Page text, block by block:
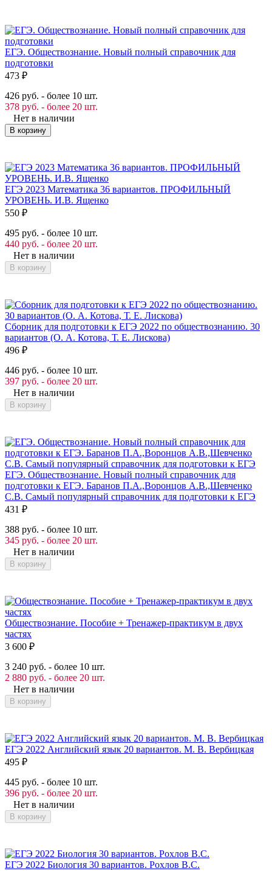
ЕГЭ. Обществознание. Новый полный справочник для
подготовки
473 ₽
426 руб. - более 10 шт.
378 руб. - более 20 шт.
Нет в наличии
В корзину
ЕГЭ 2023 Математика 36 вариантов. ПРОФИЛЬНЫЙ
УРОВЕНЬ. И.В. Ященко
550 ₽
495 руб. - более 10 шт.
440 руб. - более 20 шт.
Нет в наличии
В корзину
Сборник для подготовки к ЕГЭ 2022 по обществознанию. 30
вариантов (О. А. Котова, Т. Е. Лискова)
496 ₽
446 руб. - более 10 шт.
397 руб. - более 20 шт.
Нет в наличии
В корзину
ЕГЭ. Обществознание. Новый полный справочник для
подготовки к ЕГЭ. Баранов П.А.,Воронцов А.В.,Шевченко
С.В. Самый популярный справочник для подготовки к ЕГЭ
431 ₽
388 руб. - более 10 шт.
345 руб. - более 20 шт.
Нет в наличии
В корзину
Обществознание. Пособие + Тренажер-практикум в двух
частях
3 600 ₽
3 240 руб. - более 10 шт.
2 880 руб. - более 20 шт.
Нет в наличии
В корзину
ЕГЭ 2022 Английский язык 20 вариантов. М. В. Вербицкая
495 ₽
445 руб. - более 10 шт.
396 руб. - более 20 шт.
Нет в наличии
В корзину
ЕГЭ 2022 Биология 30 вариантов. Рохлов В.С.